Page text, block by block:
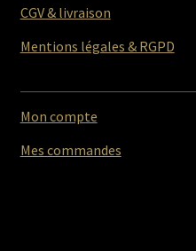
CGV & livraison
Mentions légales & RGPD
Mon compte
Mes commandes